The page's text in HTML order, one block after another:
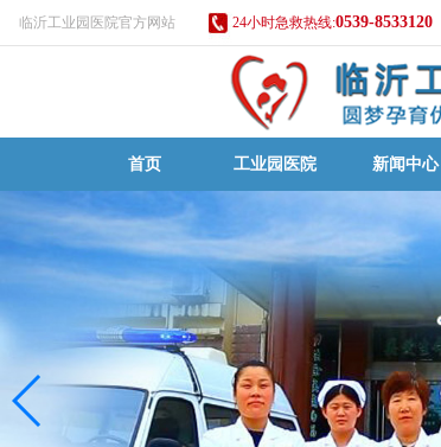
临沂工业园医院官方网站 24小时急救热线:0539-8533120
首页 工业园医院 新闻中心